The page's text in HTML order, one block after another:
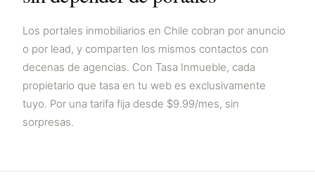
Los portales inmobiliarios en Chile cobran por anuncio
o por lead, y comparten los mismos contactos con
decenas de agencias. Con Tasa Inmueble, cada
propietario que tasa en tu web es exclusivamente
tuyo. Por una tarifa fija desde $9.99/mes, sin
sorpresas.